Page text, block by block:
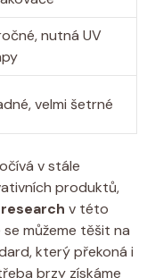
nutná UV
velmi šetrné
v stále
produktů,
v této
můžeme těšit na
který překoná i
brzy získáme